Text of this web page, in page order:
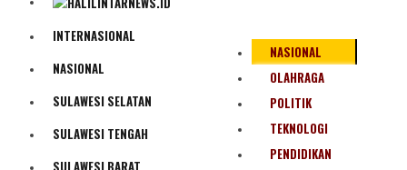
Politik
Olahraga
INTERNASIONAL
NASIONAL
SULAWESI SELATAN
SULAWESI TENGAH
SULAWESI BARAT
NASIONAL
OLAHRAGA
POLITIK
TEKNOLOGI
PENDIDIKAN